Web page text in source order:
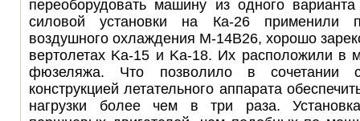
переоборудовать машину из одного
силовой установки на Ка-26 применили
воздушного охлаждения М-14B26, хорошо
вертолетах Ka-15 и Ka-18. Их расположили в
фюзеляжа. Что позволило в сочетании
конструкцией летательного аппарата
нагрузки более чем в три раза.